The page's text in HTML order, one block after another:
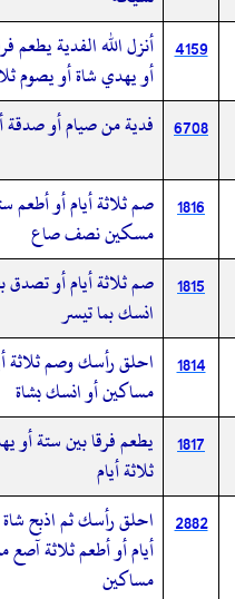
4159 أنزل الله الفدية يطعم
أو يهدي شاة أو يصوم
6708 فدية من صيام أو
1816
صم ثلاثة أيام أو
مسكين نصف صاع
1815
صم ثلاثة أيام أو تصدق
انسك بما تيسر
1814
احلق رأسك وصم ثلاثة
مساكين أو انسك بشاة
1817
يطعم فرقا بين ستة أو
ثلاثة أيام
2882
احلق رأسك ثم اذبح
أيام أو أطعم ثلاثة
مساكين